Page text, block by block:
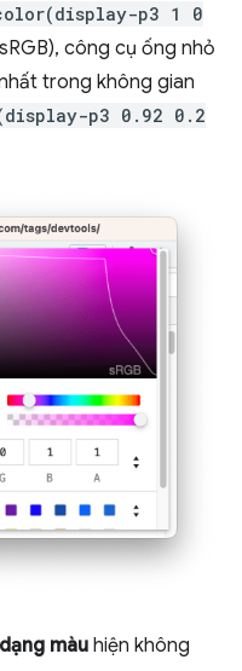
p3 1 0
công cụ ống nhỏ
trong không gian
p3 0.92 0.2
màu hiện không